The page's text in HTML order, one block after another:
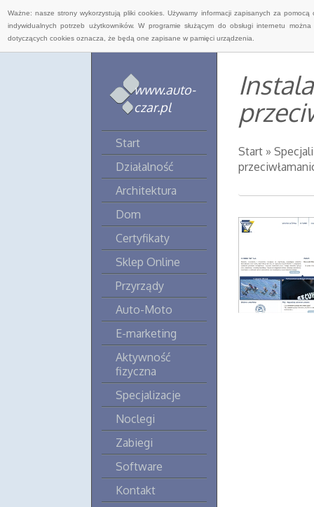
Ważne: nasze strony wykorzystują pliki cookies. Używamy informacji zapisanych za
indywidualnych potrzeb użytkowników. W programie służącym do obsługi internetu
dotyczących cookies oznacza, że będą one zapisane w pamięci urządzenia.
www.auto-
czar.pl
Start
Działalność
Architektura
Dom
Certyfikaty
Sklep Online
Przyrządy
Auto-Moto
E-marketing
Aktywność
fizyczna
Specjalizacje
Noclegi
Zabiegi
Software
Kontakt
Start »